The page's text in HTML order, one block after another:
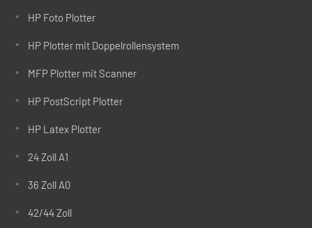
HP Foto Plotter
HP Plotter mit Doppelrollensystem
MFP Plotter mit Scanner
HP PostScript Plotter
HP Latex Plotter
24 Zoll A1
36 Zoll A0
42/44 Zoll